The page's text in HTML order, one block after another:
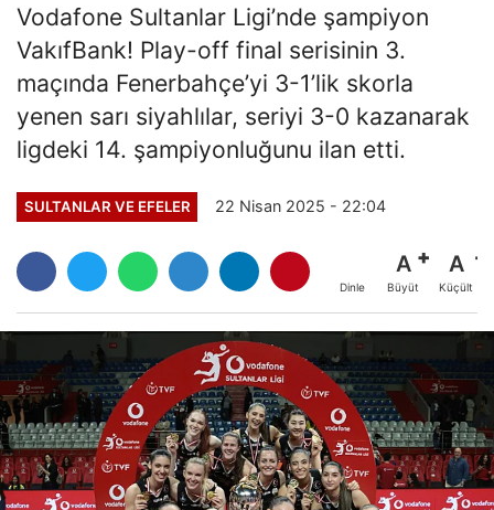
Vodafone Sultanlar Ligi’nde şampiyon
VakıfBank! Play-off final serisinin 3.
maçında Fenerbahçe’yi 3-1’lik skorla
yenen sarı siyahlılar, seriyi 3-0 kazanarak
ligdeki 14. şampiyonluğunu ilan etti.
SULTANLAR VE EFELER 22 Nisan 2025 - 22:04
Dinle
A
Büyüt
A
Küçült